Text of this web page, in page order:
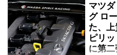
マツ
グ ロ
た、
ピリ
に第